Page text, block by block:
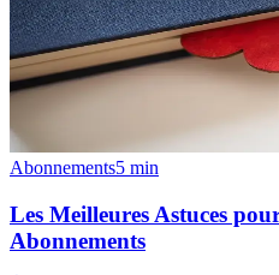
Abonnements5 min
Les Meilleures Astuces
Abonnements